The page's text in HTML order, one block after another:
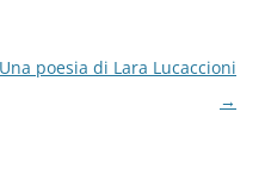
Una poesia di Lara Lucaccioni
→